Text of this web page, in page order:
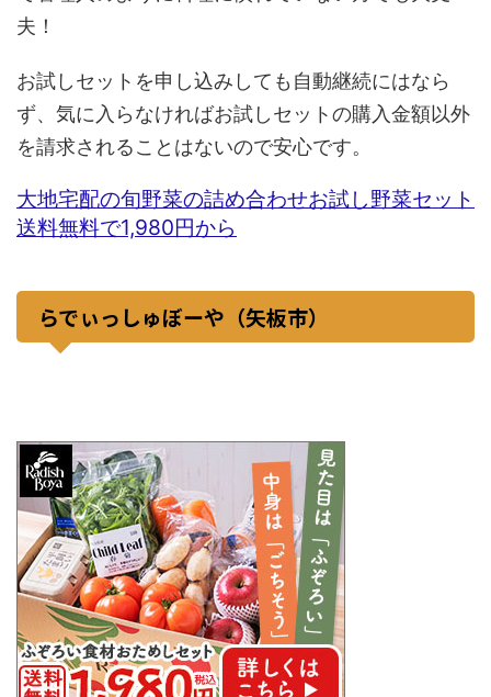
夫！
お試しセットを申し込みしても自動継続にはなら
ず、気に入らなければお試しセットの購入金額以外
を請求されることはないので安心です。
大地宅配の旬野菜の詰め合わせお試し野菜セット
送料無料で1,980円から
らでぃっしゅぼーや（矢板市）